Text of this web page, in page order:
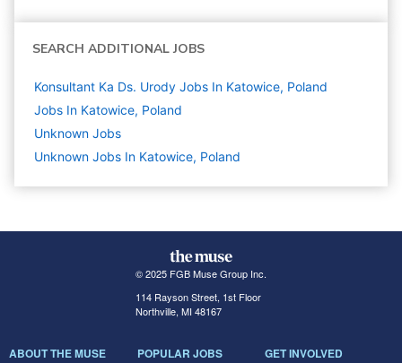
SEARCH ADDITIONAL JOBS
Konsultant Ka Ds. Urody Jobs In Katowice, Poland
Jobs In Katowice, Poland
Unknown Jobs
Unknown Jobs In Katowice, Poland
© 2025 FGB Muse Group Inc.
114 Rayson Street, 1st Floor
Northville, MI 48167
ABOUT THE MUSE POPULAR JOBS GET INVOLVED